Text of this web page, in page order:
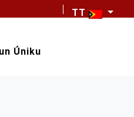
TT
Úniku